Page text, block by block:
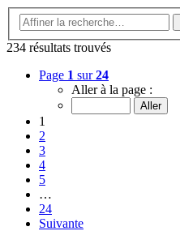
234 résultats trouvés
Page 1 sur24
Aller à la page :
1
2
3
4
5
…
24
Suivante